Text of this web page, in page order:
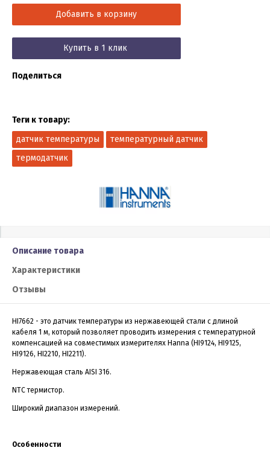
Добавить в корзину
Купить в 1 клик
Поделиться
Теги к товару:
датчик температуры
температурный датчик
термодатчик
Описание товара
Характеристики
Отзывы
HI7662 - это датчик температуры из нержавеющей стали с длиной
кабеля 1 м, который позволяет проводить измерения с температурной
компенсацией на совместимых измерителях Hanna (HI9124, HI9125,
HI9126, HI2210, HI2211).
Нержавеющая сталь AISI 316.
NTC термистор.
Широкий диапазон измерений.
Особенности